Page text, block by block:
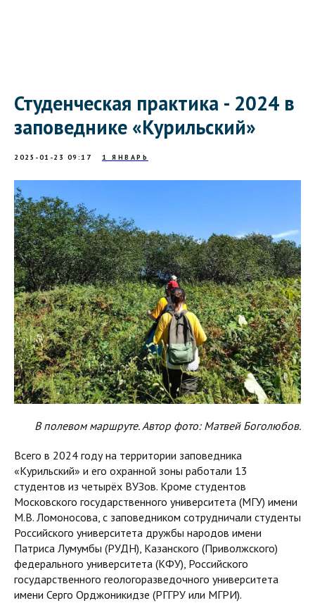
Студенческая практика - 2024 в
заповеднике «Курильский»
2025-01-23 09:17 1 ЯНВАРЬ
В полевом маршруте. Автор фото: Матвей Боголюбов.
Всего в 2024 году на территории заповедника
«Курильский» и его охранной зоны работали 13
студентов из четырёх ВУЗов. Кроме студентов
Московского государственного университета (МГУ) имени
М.В. Ломоносова, с заповедником сотрудничали студенты
Российского университета дружбы народов имени
Патриса Лумумбы (РУДН), Казанского (Приволжского)
федерального университета (КФУ), Российского
государственного геологоразведочного университета
имени Серго Орджоникидзе (РГГРУ или МГРИ).